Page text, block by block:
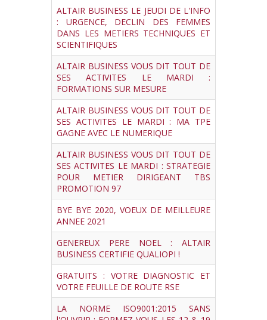
ALTAIR BUSINESS LE JEUDI DE L'INFO
: URGENCE, DECLIN DES FEMMES
DANS LES METIERS TECHNIQUES ET
SCIENTIFIQUES
ALTAIR BUSINESS VOUS DIT TOUT DE
SES ACTIVITES LE MARDI :
FORMATIONS SUR MESURE
ALTAIR BUSINESS VOUS DIT TOUT DE
SES ACTIVITES LE MARDI : MA TPE
GAGNE AVEC LE NUMERIQUE
ALTAIR BUSINESS VOUS DIT TOUT DE
SES ACTIVITES LE MARDI : STRATEGIE
POUR METIER DIRIGEANT TBS
PROMOTION 97
BYE BYE 2020, VOEUX DE MEILLEURE
ANNEE 2021
GENEREUX PERE NOEL : ALTAIR
BUSINESS CERTIFIE QUALIOPI !
GRATUITS : VOTRE DIAGNOSTIC ET
VOTRE FEUILLE DE ROUTE RSE
LA NORME ISO9001:2015 SANS